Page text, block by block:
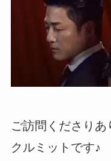
ご訪問くださりあ
クルミットです♪